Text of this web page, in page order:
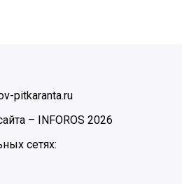
pitkaranta.ru
– INFOROS 2026
сетях: